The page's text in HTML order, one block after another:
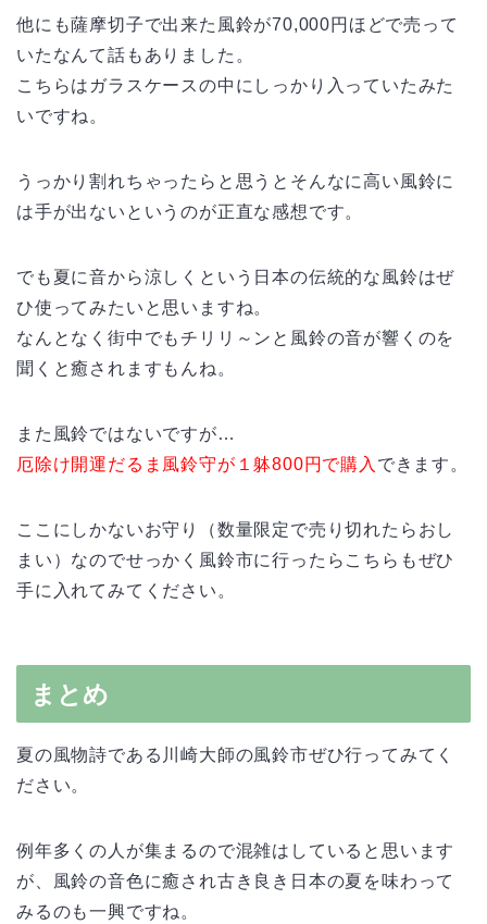
他にも薩摩切子で出来た風鈴が70,000円ほどで売って
いたなんて話もありました。
こちらはガラスケースの中にしっかり入っていたみた
いですね。
うっかり割れちゃったらと思うとそんなに高い風鈴に
は手が出ないというのが正直な感想です。
でも夏に音から涼しくという日本の伝統的な風鈴はぜ
ひ使ってみたいと思いますね。
なんとなく街中でもチリリ～ンと風鈴の音が響くのを
聞くと癒されますもんね。
また風鈴ではないですが…
厄除け開運だるま風鈴守が１躰800円で購入 できます。
ここにしかないお守り（数量限定で売り切れたらおし
まい）なのでせっかく風鈴市に行ったらこちらもぜひ
手に入れてみてください。
まとめ
夏の風物詩である川崎大師の風鈴市ぜひ行ってみてく
ださい。
例年多くの人が集まるので混雑はしていると思います
が、風鈴の音色に癒され古き良き日本の夏を味わって
みるのも一興ですね。